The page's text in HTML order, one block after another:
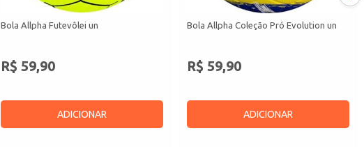
Bola Allpha Futevôlei un
R$ 59,90
ADICIONAR
Bola Allpha Coleção Pró Evolution un
R$ 59,90
ADICIONAR